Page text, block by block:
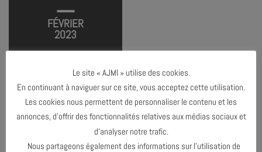
FÉVRIER
2023
Le site « AJMI » utilise des cookies.
En continuant à naviguer sur ce site, vous acceptez cette utilisation.
Les cookies nous permettent de personnaliser le contenu et les
annonces, d’offrir des fonctionnalités relatives aux médias sociaux et
d’analyser notre trafic.
Nous partageons également des informations sur l’utilisation de